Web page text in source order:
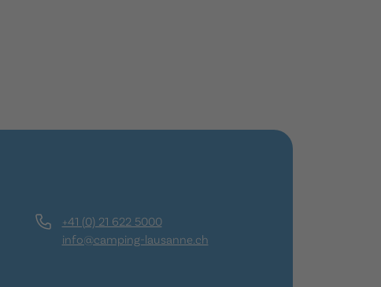
+41 (0) 21 622 5000
info@camping-lausanne.ch